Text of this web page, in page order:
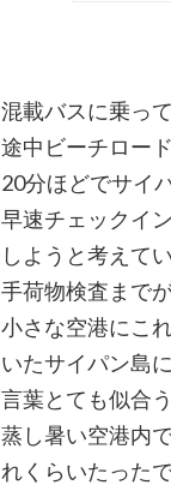
混載バスに乗っ
途中ビーチロー
20分ほどでサイ
早速チェックイ
しようと考えて
手荷物検査まで
小さな空港にこ
いたサイパン島
言葉とても似合
蒸し暑い空港内
れくらいたった